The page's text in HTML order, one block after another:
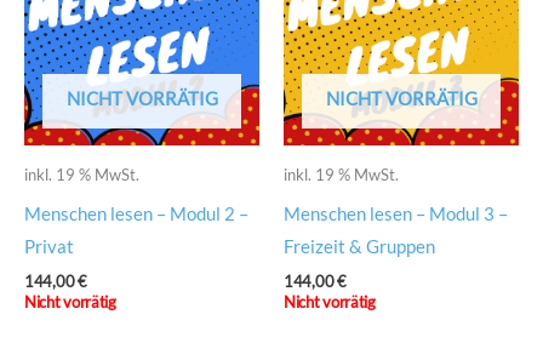
NICHT VORRÄTIG
inkl. 19 % MwSt.
Menschen lesen – Modul 2 –
Privat
144,00€
Nicht vorrätig
NICHT VORRÄTIG
inkl. 19 % MwSt.
Menschen lesen – Modul 3 –
Freizeit & Gruppen
144,00€
Nicht vorrätig